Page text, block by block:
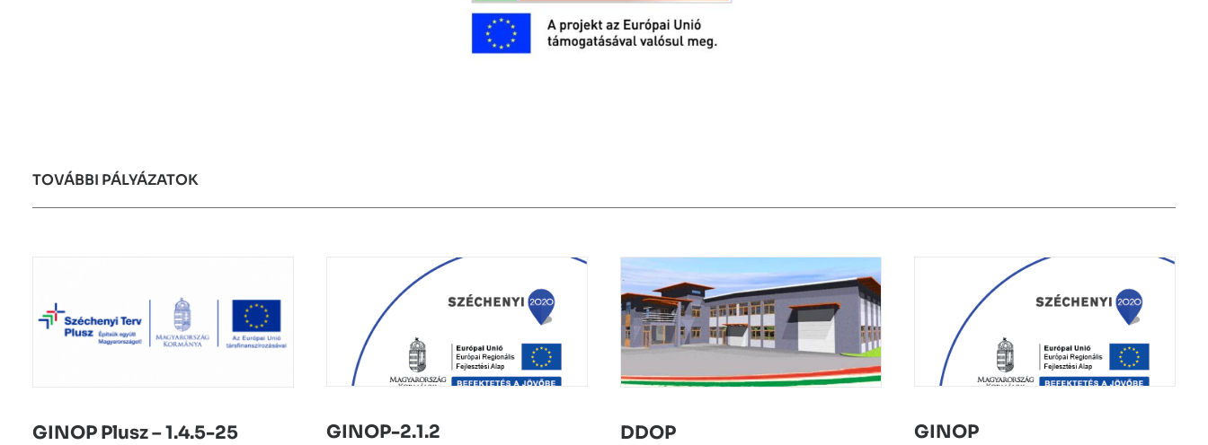
TOVÁBBI PÁLYÁZATOK
GINOP Plusz – 1.4.5-25 GINOP-2.1.2 DDOP GINOP